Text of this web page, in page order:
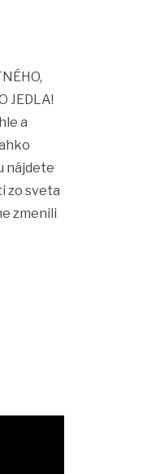
JEDLA!
a
nájdete
zo sveta
zmenili